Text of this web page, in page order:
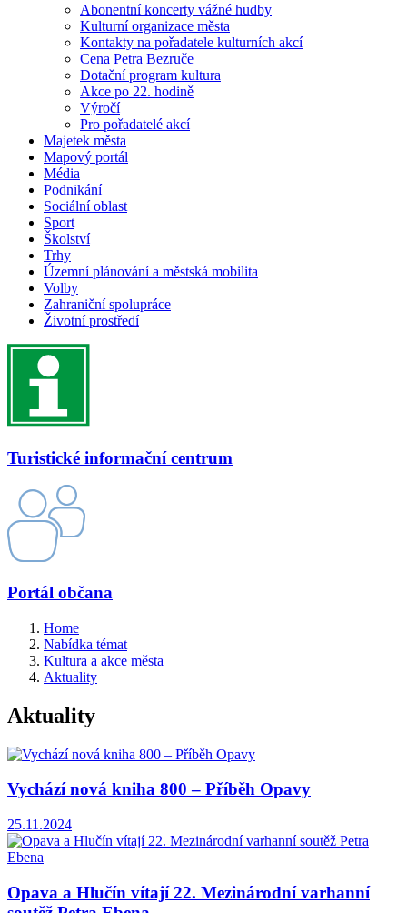
Abonentní koncerty vážné hudby
Kulturní organizace města
Kontakty na pořadatele kulturních akcí
Cena Petra Bezruče
Dotační program kultura
Akce po 22. hodině
Výročí
Pro pořadatelé akcí
Majetek města
Mapový portál
Média
Podnikání
Sociální oblast
Sport
Školství
Trhy
Územní plánování a městská mobilita
Volby
Zahraniční spolupráce
Životní prostředí
Turistické informační centrum
Portál občana
Home
Nabídka témat
Kultura a akce města
Aktuality
Aktuality
Vychází nová kniha 800 – Příběh Opavy
25.11.2024
Opava a Hlučín vítají 22. Mezinárodní varhanní